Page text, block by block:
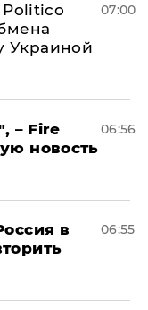
Politico
Украиной
07:00
– Fire
новость
06:56
в
06:55